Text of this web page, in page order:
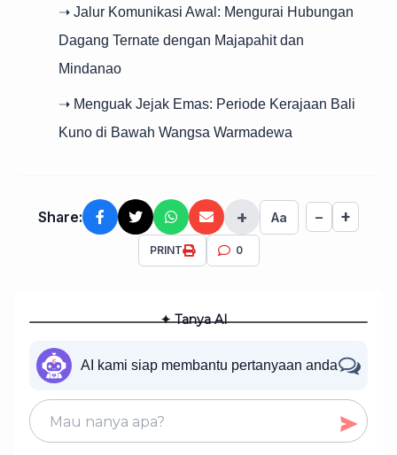
➝ Jalur Komunikasi Awal: Mengurai Hubungan
Dagang Ternate dengan Majapahit dan
Mindanao
➝ Menguak Jejak Emas: Periode Kerajaan Bali
Kuno di Bawah Wangsa Warmadewa
Share: + Aa − +
PRINT 0
✦ Tanya AI
AI kami siap membantu pertanyaan anda